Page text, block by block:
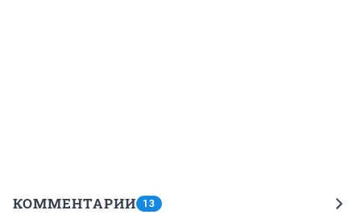
КОММЕНТАРИИ 13